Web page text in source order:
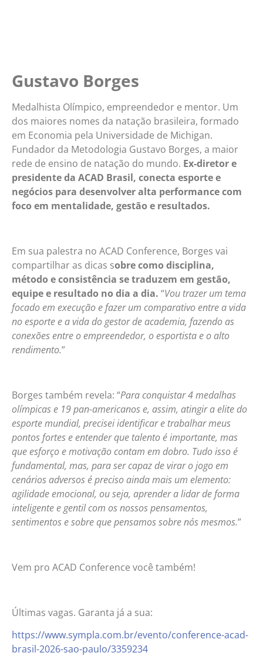
Gustavo Borges
Medalhista Olímpico, empreendedor e mentor. Um
dos maiores nomes da natação brasileira, formado
em Economia pela Universidade de Michigan.
Fundador da Metodologia Gustavo Borges, a maior
rede de ensino de natação do mundo. Ex-diretor e
presidente da ACAD Brasil, conecta esporte e
negócios para desenvolver alta performance com
foco em mentalidade, gestão e resultados.
Em sua palestra no ACAD Conference, Borges vai
compartilhar as dicas sobre como disciplina,
método e consistência se traduzem em gestão,
equipe e resultado no dia a dia. “Vou trazer um tema
focado em execução e fazer um comparativo entre a vida
no esporte e a vida do gestor de academia, fazendo as
conexões entre o empreendedor, o esportista e o alto
rendimento.”
Borges também revela: “Para conquistar 4 medalhas
olímpicas e 19 pan-americanos e, assim, atingir a elite do
esporte mundial, precisei identificar e trabalhar meus
pontos fortes e entender que talento é importante, mas
que esforço e motivação contam em dobro. Tudo isso é
fundamental, mas, para ser capaz de virar o jogo em
cenários adversos é preciso ainda mais um elemento:
agilidade emocional, ou seja, aprender a lidar de forma
inteligente e gentil com os nossos pensamentos,
sentimentos e sobre que pensamos sobre nós mesmos.”
Vem pro ACAD Conference você também!
Últimas vagas. Garanta já a sua:
https://www.sympla.com.br/evento/conference-acad-
brasil-2026-sao-paulo/3359234